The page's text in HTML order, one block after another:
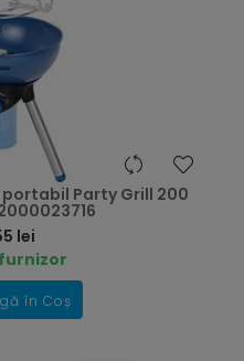
Party Grill 200
lei
în Coș